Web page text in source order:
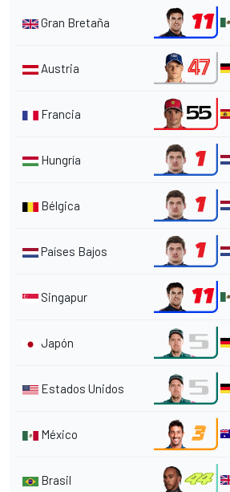
Gran Bretaña
Austria
Francia
Hungría
Bélgica
Países Bajos
Singapur
Japón
Estados Unidos
México
Brasil